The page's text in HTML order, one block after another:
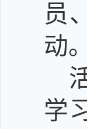
员
动。
学